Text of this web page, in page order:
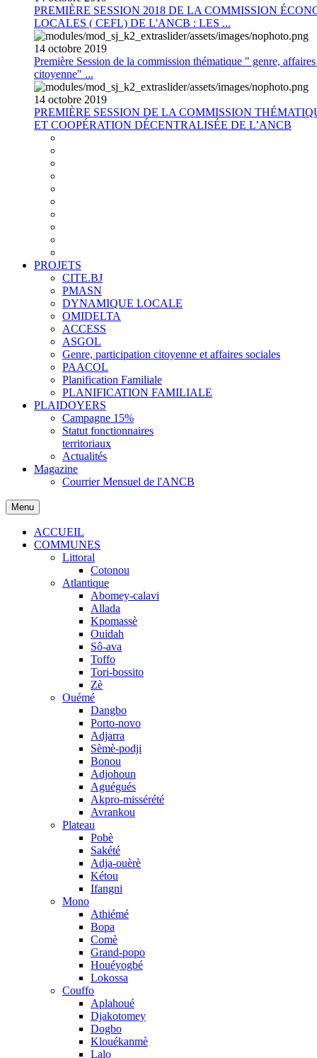
PREMIÈRE SESSION 2018 DE LA COMMISSION
LOCALES ( CEFL) DE L'ANCB : LES ...
14 octobre 2019
Première Session de la commission thématique " genre,
citoyenne" ...
14 octobre 2019
PREMIÈRE SESSION DE LA COMMISSION
ET COOPÉRATION DÉCENTRALISÉE DE L’ANCB
PROJETS
CITE.BJ
PMASN
DYNAMIQUE LOCALE
OMIDELTA
ACCESS
ASGOL
Genre, participation citoyenne et affaires sociales
PAACOL
Planification Familiale
PLANIFICATION FAMILIALE
PLAIDOYERS
Campagne 15%
Statut fonctionnaires
territoriaux
Actualités
Magazine
Courrier Mensuel de l'ANCB
Menu
ACCUEIL
COMMUNES
Littoral
Cotonou
Atlantique
Abomey-calavi
Allada
Kpomassè
Ouidah
Sô-ava
Toffo
Tori-bossito
Zè
Ouémé
Dangbo
Porto-novo
Adjarra
Sèmè-podji
Bonou
Adjohoun
Aguégués
Akpro-missérété
Avrankou
Plateau
Pobè
Sakété
Adja-ouèrè
Kétou
Ifangni
Mono
Athiémé
Bopa
Comè
Grand-popo
Houéyogbé
Lokossa
Couffo
Aplahoué
Djakotomey
Dogbo
Klouékanmè
Lalo